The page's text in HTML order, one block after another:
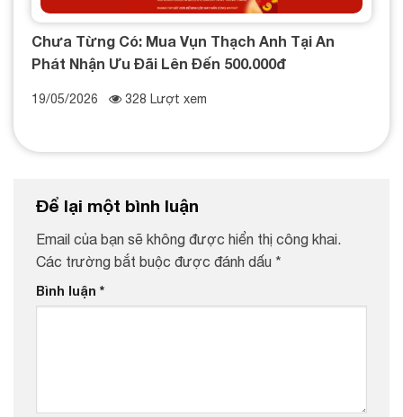
Chưa Từng Có: Mua Vụn Thạch Anh Tại An
Phát Nhận Ưu Đãi Lên Đến 500.000đ
19/05/2026 328 Lượt xem
Để lại một bình luận
Email của bạn sẽ không được hiển thị công khai.
Các trường bắt buộc được đánh dấu *
Bình luận *